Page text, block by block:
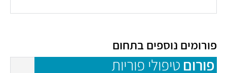
פורומים נוספים בתחום
פורום טיפולי פוריות